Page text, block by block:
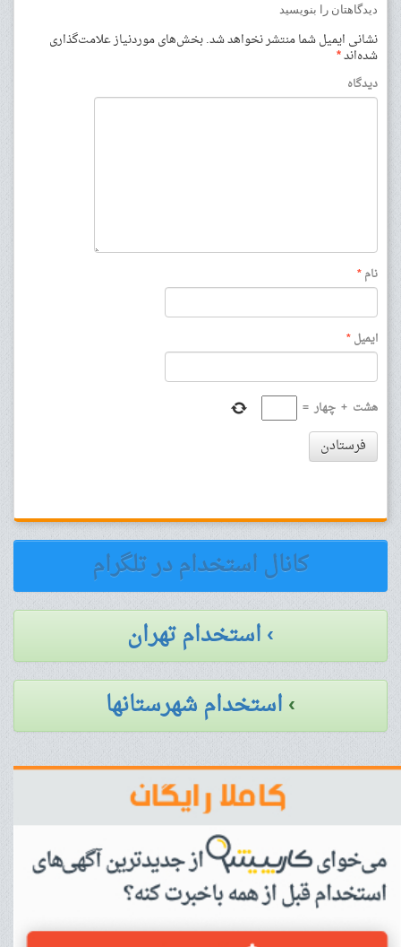
دیدگاهتان را بنویسید
نشانی ایمیل شما منتشر نخواهد شد.بخش‌های موردنیاز علامت‌گذاری
شده‌اند*
دیدگاه
نام*
ایمیل*
هشت + چهار =
فرستادن
کانال استخدام در تلگرام
› استخدام تهران
›استخدام شهرستانها